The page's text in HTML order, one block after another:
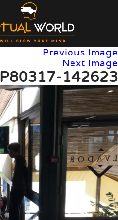
Previous Image
Next Image
P80317-142623